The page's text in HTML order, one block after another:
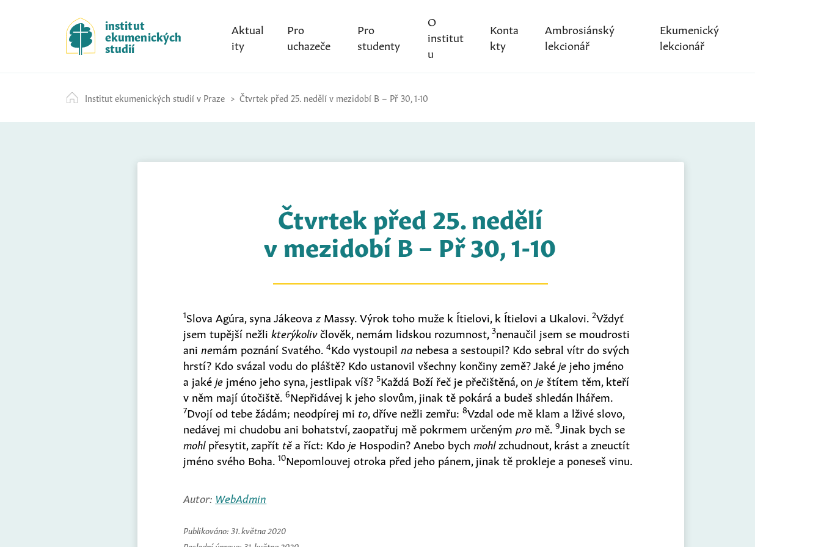
k
i
p
t
c
o
institut
ekumenických
studií
Aktual
ity
Pro
uchazeče
Pro
studenty
O
institut
u
Konta
kty
Ambrosiánský
lekcionář
Ekumenický
lekcionář
Institut ekumenických studií v Praze Čtvrtek před 25. nedělí v mezidobí B – Př 30, 1-10
Čtvrtek před 25. nedělí
v mezidobí B – Př 30, 1-10
1Slova Agúra, syna Jákeova z Massy. Výrok toho muže k Ítielovi, k Ítielovi a Ukalovi.2Vždyť
jsem tupější nežli kterýkolivčlověk, nemám lidskou rozumnost,3nenaučil jsem se moudrosti
ani nemám poznání Svatého.4Kdo vystoupil na nebesa a sestoupil? Kdo sebral vítr do svých
hrstí? Kdo svázal vodu do pláště? Kdo ustanovil všechny končiny země? Jaké je jeho jméno
a jaké je jméno jeho syna, jestlipak víš?5Každá Boží řeč je přečištěná, on je štítem těm, kteří
v něm mají útočiště.6Nepřidávej k jeho slovům, jinak tě pokárá a budeš shledán lhářem.
7Dvojí od tebe žádám; neodpírej mi to, dříve nežli zemřu:8Vzdal ode mě klam a lživé slovo,
nedávej mi chudobu ani bohatství, zaopatřuj mě pokrmem určeným pro mě.9Jinak bych se
mohlpřesytit, zapřít těa říct: Kdo je Hospodin? Anebo bych mohlzchudnout, krást a zneuctít
jméno svého Boha.10Nepomlouvej otroka před jeho pánem, jinak tě prokleje a poneseš vinu.
Autor: WebAdmin
Publikováno: 31. května 2020